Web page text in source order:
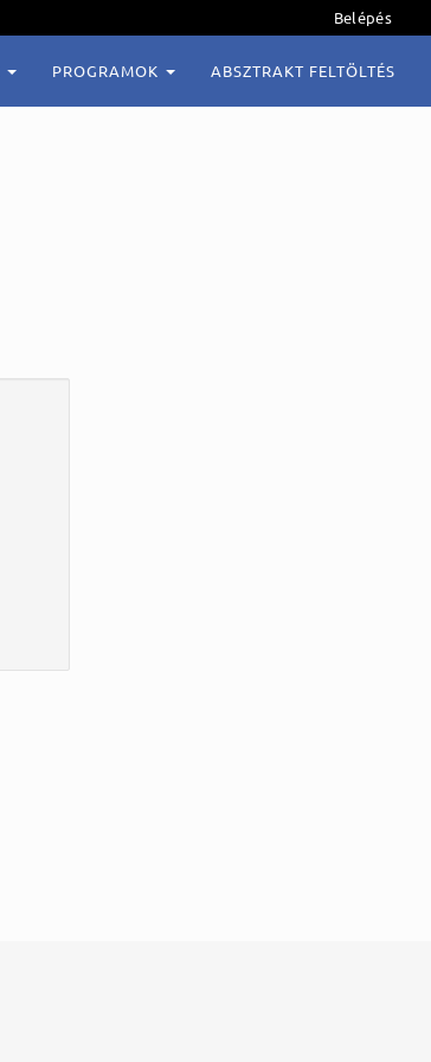
Belépés
PROGRAMOK ABSZTRAKT FELTÖLTÉS